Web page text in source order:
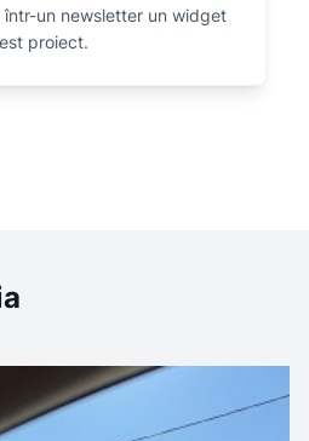
într-un newsletter un widget
proiect.